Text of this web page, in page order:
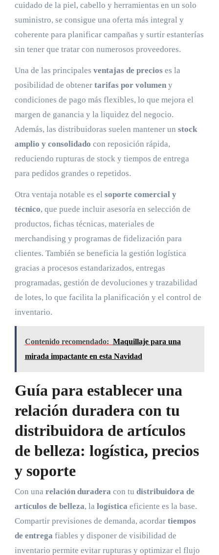
cuidado de la piel, cabello y herramientas en un solo
suministro, se consigue una oferta más integral y
coherente para planificar campañas y surtir estanterías
sin tener que tratar con numerosos proveedores.
Una de las principales ventajas de precios es la
posibilidad de obtener tarifas por volumeny
condiciones de pago más flexibles, lo que mejora el
margen de ganancia y la liquidez del negocio.
Además, las distribuidoras suelen mantener un stock
amplio y consolidado con reposición rápida,
reduciendo rupturas de stock y tiempos de entrega
para pedidos grandes o repetidos.
Otra ventaja notable es el soporte comercial y
técnico, que puede incluir asesoría en selección de
productos, fichas técnicas, materiales de
merchandising y programas de fidelización para
clientes. También se beneficia la gestión logística
gracias a procesos estandarizados, entregas
programadas, gestión de devoluciones y trazabilidad
de lotes, lo que facilita la planificación y el control de
inventario.
Contenido recomendado: Maquillaje para una
mirada impactante en esta Navidad
Guía para establecer una
relación duradera con tu
distribuidora de artículos
de belleza: logística, precios
y soporte
Con una relación duradera con tu distribuidora de
artículos de belleza, la logística eficiente es la base.
Compartir previsiones de demanda, acordar tiempos
de entrega fiables y disponer de visibilidad de
inventario permite evitar rupturas y optimizar el flujo